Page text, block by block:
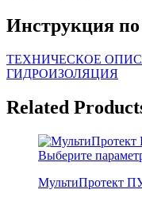
Инструкция
ТЕХНИЧЕСКОЕ
ГИДРОИЗОЛЯЦИЯ
Related
Выберите
МультиПротект